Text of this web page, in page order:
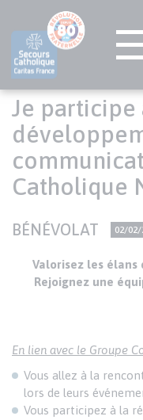
Aller
contenu
principal
Je participe
Catholique
TYPE
BÉNÉVOLAT
LA
DATE
02/02/
TexteValorisez les élans
Rejoignez une
En lien avec le Groupe
Vous allez à la
lors de leurs
Vous participez à la